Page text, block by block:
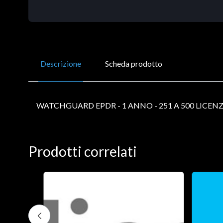
Descrizione Scheda prodotto
WATCHGUARD EPDR - 1 ANNO - 251 A 500
Prodotti correlati